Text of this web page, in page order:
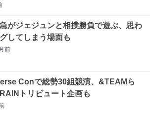
がジェジュンと相撲勝負で遊ぶ、思わ
してしまう場面も
前
Conで総勢30組競演、&TEAMら
トリビュート企画も